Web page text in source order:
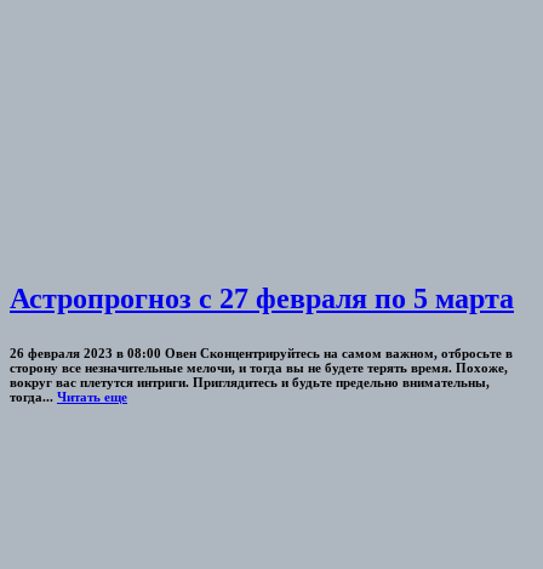
Астропрогноз с 27 февраля по 5 марта
26 февраля 2023 в 08:00 Овен Сконцентрируйтесь на самом важном, отбросьте в
сторону все незначительные мелочи, и тогда вы не будете терять время. Похоже,
вокруг вас плетутся интриги. Приглядитесь и будьте предельно внимательны,
тогда... Читать еще